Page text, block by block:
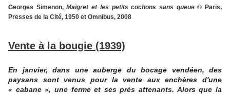
Georges Simenon,Maigret et les petits cochons sans queue© Paris,
Presses de la Cité, 1950 et Omnibus, 2008
Vente à la bougie (1939)
En janvier, dans une auberge du bocage vendéen, des
paysans sont venus pour la vente aux enchères d'une
« cabane », une ferme et ses prés attenants. Alors que la